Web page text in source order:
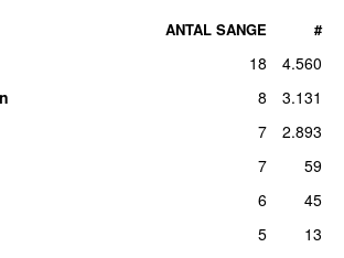
ANTAL SANGE #
18
4.560
8
3.131
7
2.893
7
59
6
45
5 13